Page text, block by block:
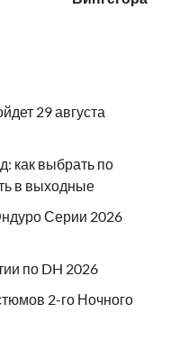
29 августа
как выбрать по
в выходные
Серии 2026
по DH 2026
2-го Ночного